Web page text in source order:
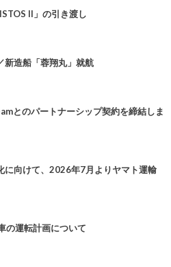
II」の引き渡し
新造船「蓉翔丸」就航
とのパートナーシップ契約を締結しま
に向けて、2026年7月よりヤマト運輸
の運転計画について